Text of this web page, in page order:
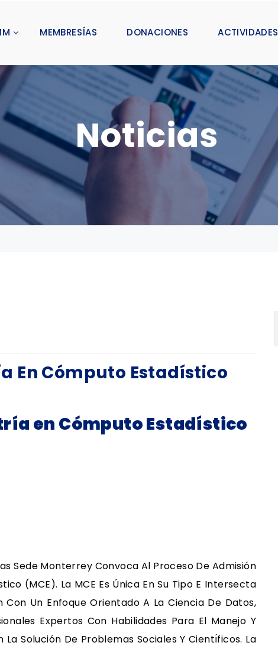
MEMBRESÍAS DONACIONES ACTIVIDADES
Noticias
En Cómputo Estadístico
en Cómputo Estadístico
Sede Monterrey Convoca Al Proceso De Admisión
(MCE). La MCE Es Única En Su Tipo E Intersecta
Un Enfoque Orientado A La Ciencia De Datos,
Expertos Con Habilidades Para El Manejo Y
Solución De Problemas Sociales Y Cientı́ficos. La